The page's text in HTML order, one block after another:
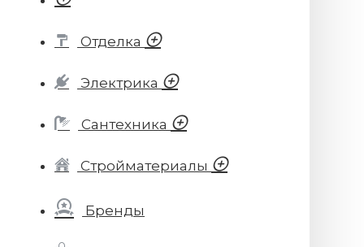
Отделка
Электрика
Сантехника
Стройматериалы
Бренды